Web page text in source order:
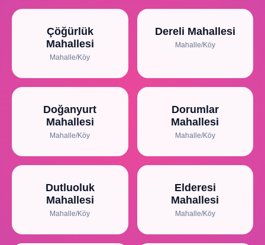
Çöğürlük
Mahallesi
Mahalle/Köy
Dereli Mahallesi
Mahalle/Köy
Doğanyurt
Mahallesi
Mahalle/Köy
Dorumlar
Mahallesi
Mahalle/Köy
Dutluoluk
Mahallesi
Mahalle/Köy
Elderesi
Mahallesi
Mahalle/Köy